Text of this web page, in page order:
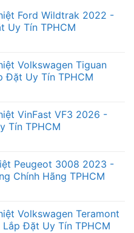
Ford Wildtrak 2022 -
Uy Tín TPHCM
Volkswagen Tiguan
Đặt Uy Tín TPHCM
VinFast VF3 2026 -
Tín TPHCM
Peugeot 3008 2023 -
Chính Hãng TPHCM
Volkswagen Teramont
Đặt Uy Tín TPHCM